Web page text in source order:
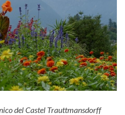
del Castel Trauttmansdorff